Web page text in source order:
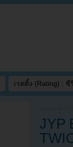
เรตติ้ง (Rating) : ซี
JYP